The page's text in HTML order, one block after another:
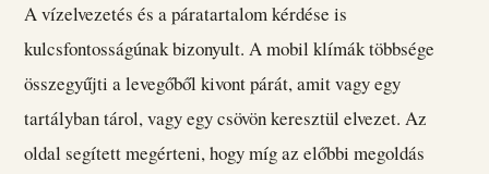
A vízelvezetés és a páratartalom kérdése is
kulcsfontosságúnak bizonyult. A mobil klímák többsége
összegyűjti a levegőből kivont párát, amit vagy egy
tartályban tárol, vagy egy csövön keresztül elvezet. Az
oldal segített megérteni, hogy míg az előbbi megoldás